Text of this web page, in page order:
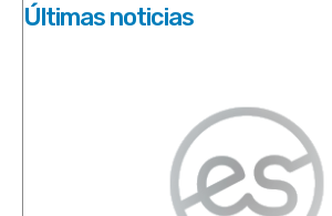
Últimas noticias